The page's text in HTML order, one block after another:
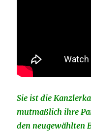
Sie ist die
mutmaßlich ihre
den neugewählten